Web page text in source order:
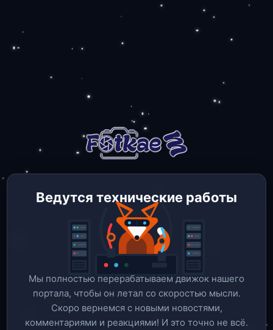
Ведутся технические работы
Мы полностью перерабатываем движок нашего
портала, чтобы он летал со скоростью мысли.
Скоро вернемся c новыми новостями,
комментариями и реакциями! И это точно не всё.